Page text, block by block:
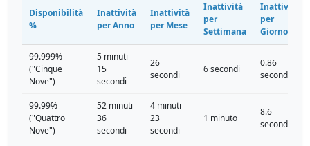
Disponibilità
%
Inattività
per Anno
Inattività
per Mese
Inattività
per
Settimana
Inattività
per
Giorno
99.999%
("Cinque
Nove")
5 minuti
15
secondi
26
secondi
6 secondi
0.86
secondi
99.99%
("Quattro
Nove")
52 minuti
36
secondi
4 minuti
23
secondi
1 minuto
8.6
secondi